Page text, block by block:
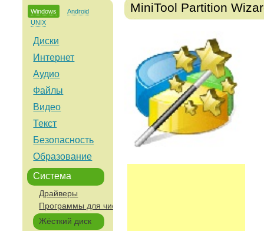
Windows
Android
UNIX
Диски
Интернет
Аудио
Файлы
Видео
Текст
Безопасность
Образование
Система
Драйверы
Программы для чистки компьютера
Жёсткий диск
MiniTool Partition